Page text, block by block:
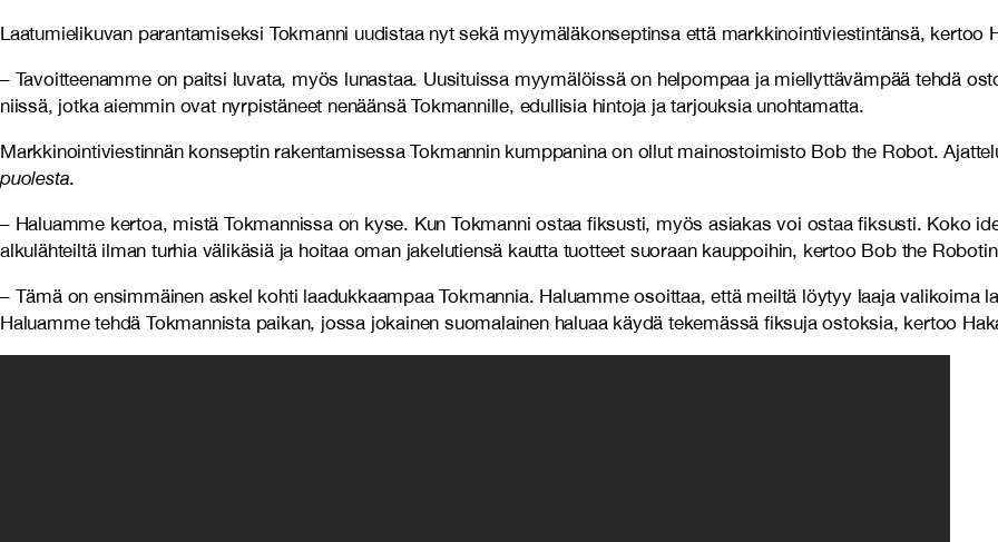
Laatumielikuvan parantamiseksi Tokmanni uudistaa nyt sekä myymäläkonseptinsa että markkinointiviestintänsä, kertoo
– Tavoitteenamme on paitsi luvata, myös lunastaa. Uusituissa myymälöissä on helpompaa ja miellyttävämpää tehdä
niissä, jotka aiemmin ovat nyrpistäneet nenäänsä Tokmannille, edullisia hintoja ja tarjouksia unohtamatta.
Markkinointiviestinnän konseptin rakentamisessa Tokmannin kumppanina on ollut mainostoimisto Bob the Robot.
puolesta.
– Haluamme kertoa, mistä Tokmannissa on kyse. Kun Tokmanni ostaa fiksusti, myös asiakas voi ostaa fiksusti. Koko
alkulähteiltä ilman turhia välikäsiä ja hoitaa oman jakelutiensä kautta tuotteet suoraan kauppoihin, kertoo Bob the
– Tämä on ensimmäinen askel kohti laadukkaampaa Tokmannia. Haluamme osoittaa, että meiltä löytyy laaja valikoima
Haluamme tehdä Tokmannista paikan, jossa jokainen suomalainen haluaa käydä tekemässä fiksuja ostoksia, kertoo